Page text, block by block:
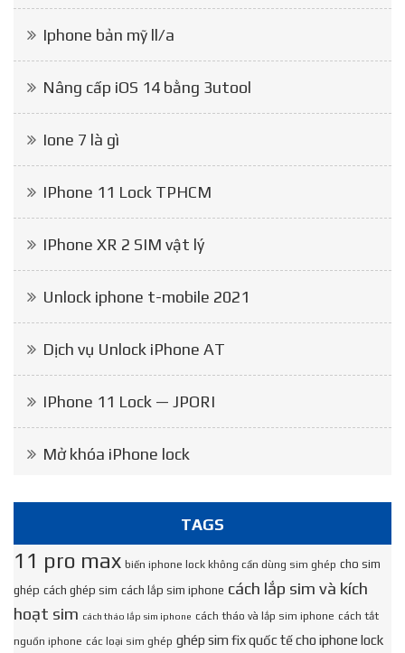
Iphone bản mỹ ll/a
Nâng cấp iOS 14 bằng 3utool
Ione 7 là gì
IPhone 11 Lock TPHCM
IPhone XR 2 SIM vật lý
Unlock iphone t-mobile 2021
Dịch vụ Unlock iPhone AT
IPhone 11 Lock — JPORI
Mở khóa iPhone lock
TAGS
11 pro max biến iphone lock không cần dùng sim ghép cho sim
ghép cách ghép sim cách lắp sim iphone cách lắp sim và kích
hoạt sim cách tháo lắp sim iphone cách tháo và lắp sim iphone cách tắt
nguồn iphone các loại sim ghép ghép sim fix quốc tế cho iphone lock